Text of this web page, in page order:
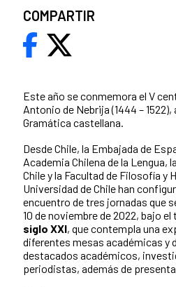
Este año se conmemora el V
Antonio de Nebrija(1444 – 1522),
Gramática castellana.
Desde Chile, la Embajada de
Academia Chilena de la Lengua,
Chile y la Facultad de Filosofía y
Universidad de Chile han
encuentro de tres jornadas que
10 de noviembre de 2022, bajo el
siglo XXI, que contempla una
diferentes mesas académicas y
destacados académicos,
periodistas, además de
COMPARTIR